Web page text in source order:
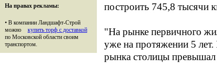
На правах рекламы:
• В компании Ландшафт-Строй
можно
купить торф с доставкой
по Московской области своим
транспортом.
построить 745,8 тысячи
"На рынке первичного
уже на протяжении 5
рынка столицы превышал